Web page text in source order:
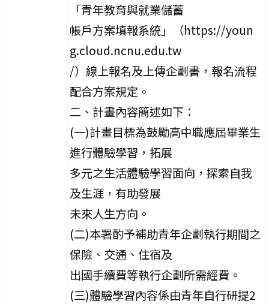
「青年教育與就業儲蓄
帳戶方案填報系統」（https://youn
g.cloud.ncnu.edu.tw
/）線上報名及上傳企劃書，報名流程
配合方案規定。
二、計畫內容簡述如下：
(一)計畫目標為鼓勵高中職應屆畢業生
進行體驗學習，拓展
多元之生活體驗學習面向，探索自我
及生涯，有助發展
未來人生方向。
(二)本署酌予補助青年企劃執行期間之
保險、交通、住宿及
出國手續費等執行企劃所需經費。
(三)體驗學習內容係由青年自行研提2